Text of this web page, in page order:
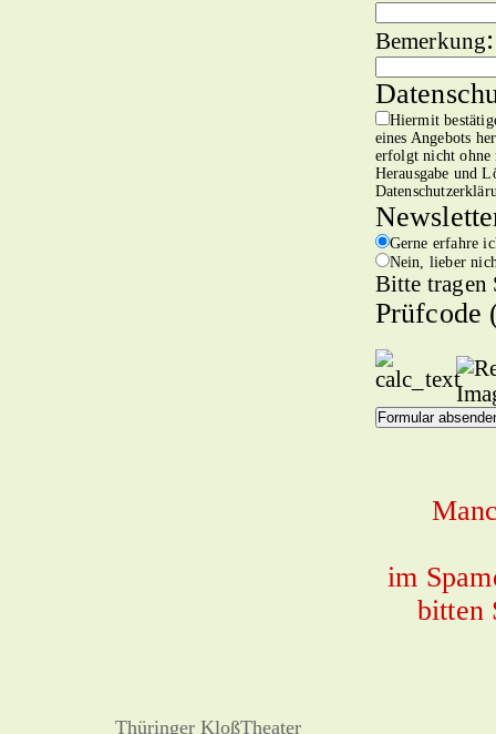
Bemerkung:
Hiermit
eines Angebots
erfolgt nicht ohne
Herausgabe und
Gerne erfahre
Nein, lieber
Bitte tragen
Prüfcode
im
bitten
Thüringer KloßTheater